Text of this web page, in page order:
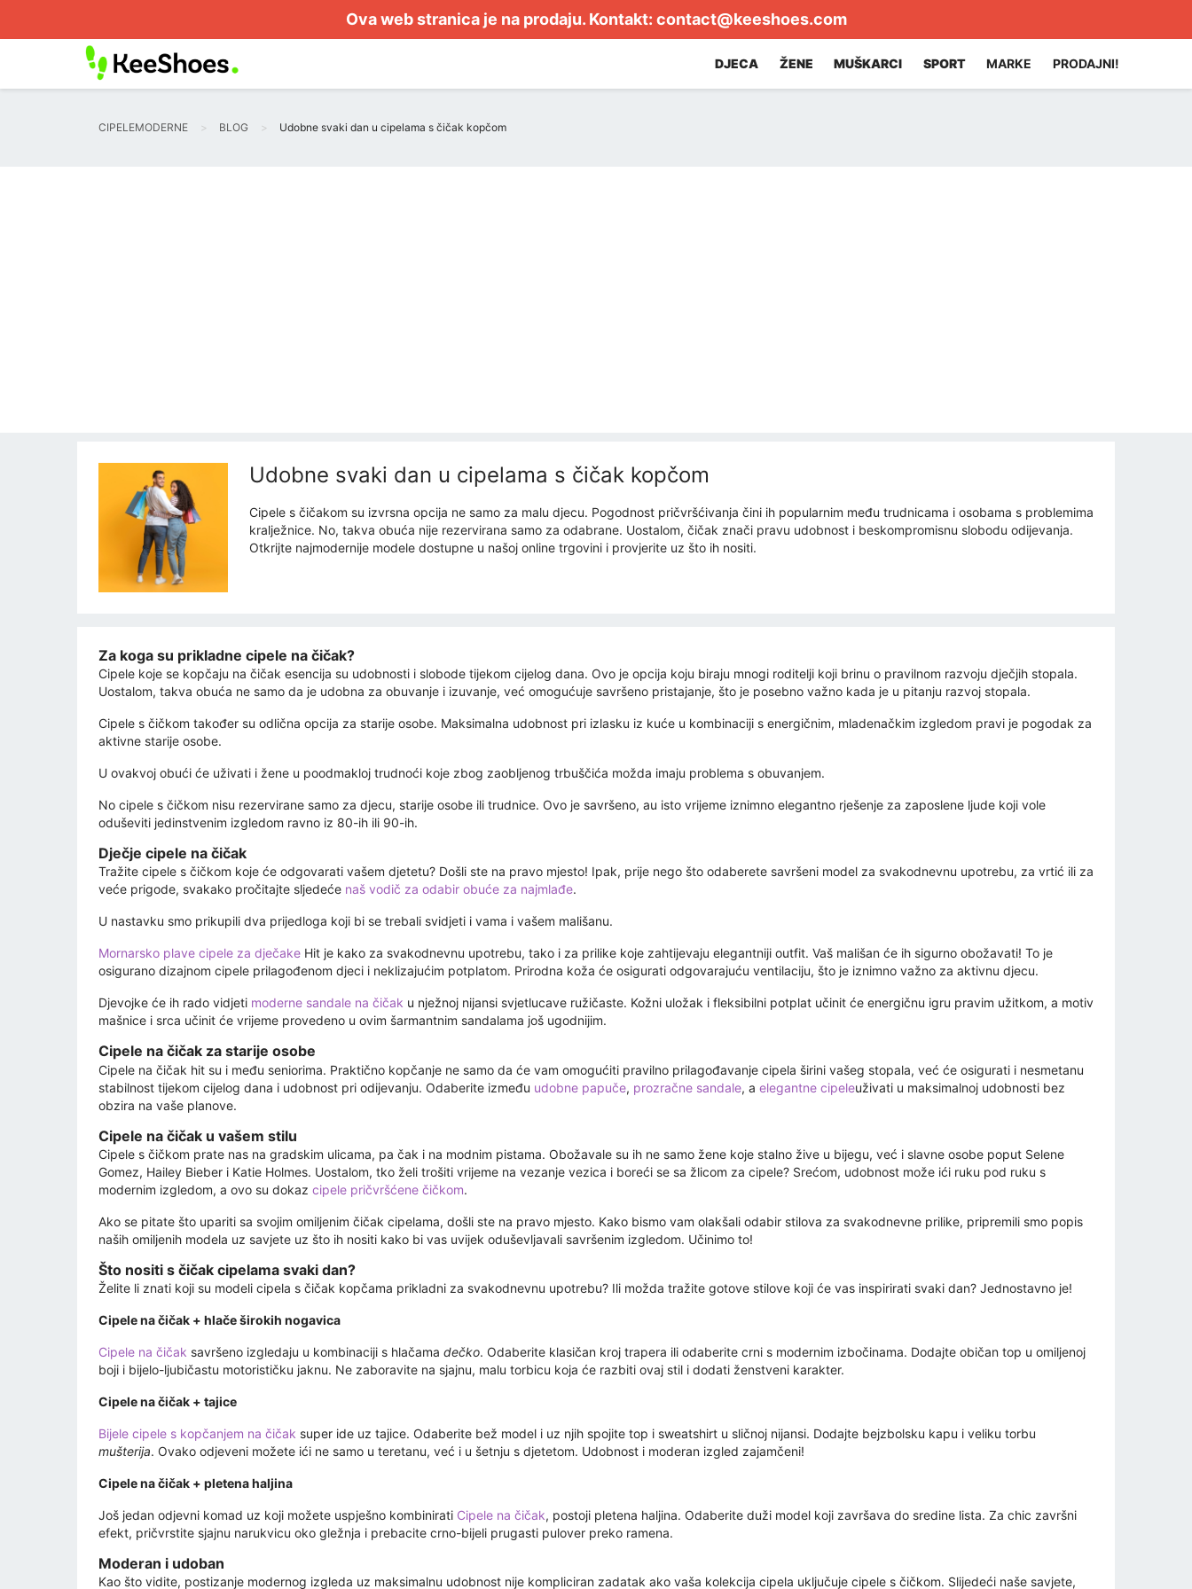
Ova web stranica je na prodaju. Kontakt: contact@keeshoes.com
DJECA ŽENE MUŠKARCI SPORT MARKE PRODAJNI!
CIPELEMODERNE BLOG Udobne svaki dan u cipelama s čičak kopčom
Udobne svaki dan u cipelama s čičak kopčom
Cipele s čičakom su izvrsna opcija ne samo za malu djecu. Pogodnost pričvršćivanja čini ih popularnim među trudnicama i osobama s problemima
kralježnice. No, takva obuća nije rezervirana samo za odabrane. Uostalom, čičak znači pravu udobnost i beskompromisnu slobodu odijevanja.
Otkrijte najmodernije modele dostupne u našoj online trgovini i provjerite uz što ih nositi.
Za koga su prikladne cipele na čičak?
Cipele koje se kopčaju na čičak esencija su udobnosti i slobode tijekom cijelog dana. Ovo je opcija koju biraju mnogi roditelji koji brinu o pravilnom razvoju dječjih stopala.
Uostalom, takva obuća ne samo da je udobna za obuvanje i izuvanje, već omogućuje savršeno pristajanje, što je posebno važno kada je u pitanju razvoj stopala.
Cipele s čičkom također su odlična opcija za starije osobe. Maksimalna udobnost pri izlasku iz kuće u kombinaciji s energičnim, mladenačkim izgledom pravi je pogodak za
aktivne starije osobe.
U ovakvoj obući će uživati ​​i žene u poodmakloj trudnoći koje zbog zaobljenog trbuščića možda imaju problema s obuvanjem.
No cipele s čičkom nisu rezervirane samo za djecu, starije osobe ili trudnice. Ovo je savršeno, au isto vrijeme iznimno elegantno rješenje za zaposlene ljude koji vole
oduševiti jedinstvenim izgledom ravno iz 80-ih ili 90-ih.
Dječje cipele na čičak
Tražite cipele s čičkom koje će odgovarati vašem djetetu? Došli ste na pravo mjesto! Ipak, prije nego što odaberete savršeni model za svakodnevnu upotrebu, za vrtić ili za
veće prigode, svakako pročitajte sljedeće naš vodič za odabir obuće za najmlađe.
U nastavku smo prikupili dva prijedloga koji bi se trebali svidjeti i vama i vašem mališanu.
Mornarsko plave cipele za dječake Hit je kako za svakodnevnu upotrebu, tako i za prilike koje zahtijevaju elegantniji outfit. Vaš mališan će ih sigurno obožavati! To je
osigurano dizajnom cipele prilagođenom djeci i neklizajućim potplatom. Prirodna koža će osigurati odgovarajuću ventilaciju, što je iznimno važno za aktivnu djecu.
Djevojke će ih rado vidjeti moderne sandale na čičak u nježnoj nijansi svjetlucave ružičaste. Kožni uložak i fleksibilni potplat učinit će energičnu igru ​​pravim užitkom, a motiv
mašnice i srca učinit će vrijeme provedeno u ovim šarmantnim sandalama još ugodnijim.
Cipele na čičak za starije osobe
Cipele na čičak hit su i među seniorima. Praktično kopčanje ne samo da će vam omogućiti pravilno prilagođavanje cipela širini vašeg stopala, već će osigurati i nesmetanu
stabilnost tijekom cijelog dana i udobnost pri odijevanju. Odaberite između udobne papuče, prozračne sandale, a elegantne cipeleuživati ​​u maksimalnoj udobnosti bez
obzira na vaše planove.
Cipele na čičak u vašem stilu
Cipele s čičkom prate nas na gradskim ulicama, pa čak i na modnim pistama. Obožavale su ih ne samo žene koje stalno žive u bijegu, već i slavne osobe poput Selene
Gomez, Hailey Bieber i Katie Holmes. Uostalom, tko želi trošiti vrijeme na vezanje vezica i boreći se sa žlicom za cipele? Srećom, udobnost može ići ruku pod ruku s
modernim izgledom, a ovo su dokaz cipele pričvršćene čičkom.
Ako se pitate što upariti sa svojim omiljenim čičak cipelama, došli ste na pravo mjesto. Kako bismo vam olakšali odabir stilova za svakodnevne prilike, pripremili smo popis
naših omiljenih modela uz savjete uz što ih nositi kako bi vas uvijek oduševljavali savršenim izgledom. Učinimo to!
Što nositi s čičak cipelama svaki dan?
Želite li znati koji su modeli cipela s čičak kopčama prikladni za svakodnevnu upotrebu? Ili možda tražite gotove stilove koji će vas inspirirati svaki dan? Jednostavno je!
Cipele na čičak + hlače širokih nogavica
Cipele na čičak savršeno izgledaju u kombinaciji s hlačama dečko. Odaberite klasičan kroj trapera ili odaberite crni s modernim izbočinama. Dodajte običan top u omiljenoj
boji i bijelo-ljubičastu motorističku jaknu. Ne zaboravite na sjajnu, malu torbicu koja će razbiti ovaj stil i dodati ženstveni karakter.
Cipele na čičak + tajice
Bijele cipele s kopčanjem na čičak super ide uz tajice. Odaberite bež model i uz njih spojite top i sweatshirt u sličnoj nijansi. Dodajte bejzbolsku kapu i veliku torbu
mušterija. Ovako odjeveni možete ići ne samo u teretanu, već i u šetnju s djetetom. Udobnost i moderan izgled zajamčeni!
Cipele na čičak + pletena haljina
Još jedan odjevni komad uz koji možete uspješno kombinirati Cipele na čičak, postoji pletena haljina. Odaberite duži model koji završava do sredine lista. Za chic završni
efekt, pričvrstite sjajnu narukvicu oko gležnja i prebacite crno-bijeli prugasti pulover preko ramena.
Moderan i udoban
Kao što vidite, postizanje modernog izgleda uz maksimalnu udobnost nije kompliciran zadatak ako vaša kolekcija cipela uključuje cipele s čičkom. Slijedeći naše savjete,